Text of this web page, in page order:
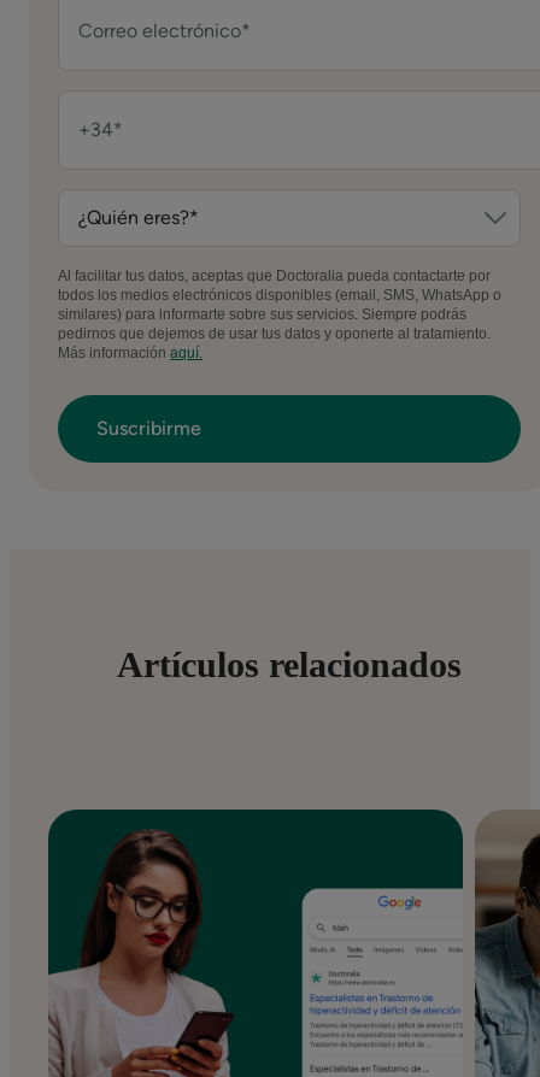
Al facilitar tus datos, aceptas que Doctoralia pueda contactarte por
todos los medios electrónicos disponibles (email, SMS, WhatsApp o
similares) para informarte sobre sus servicios. Siempre podrás
pedirnos que dejemos de usar tus datos y oponerte al tratamiento.
Más información aquí.
Artículos relacionados